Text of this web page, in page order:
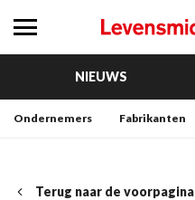
NIEUWS
Ondernemers Fabrikanten
Terug naar de voorpagina